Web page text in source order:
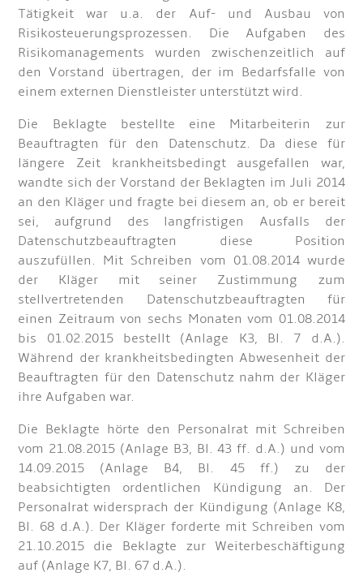
Tätigkeit war u.a. der Auf- und Ausbau von
Risikosteuerungsprozessen. Die Aufgaben des
Risikomanagements wurden zwischenzeitlich auf
den Vorstand übertragen, der im Bedarfsfalle von
einem externen Dienstleister unterstützt wird.
Die Beklagte bestellte eine Mitarbeiterin zur
Beauftragten für den Datenschutz. Da diese für
längere Zeit krankheitsbedingt ausgefallen war,
wandte sich der Vorstand der Beklagten im Juli 2014
an den Kläger und fragte bei diesem an, ob er bereit
sei, aufgrund des langfristigen Ausfalls der
Datenschutzbeauftragten diese Position
auszufüllen. Mit Schreiben vom 01.08.2014 wurde
der Kläger mit seiner Zustimmung zum
stellvertretenden Datenschutzbeauftragten für
einen Zeitraum von sechs Monaten vom 01.08.2014
bis 01.02.2015 bestellt (Anlage K3, Bl. 7 d.A.).
Während der krankheitsbedingten Abwesenheit der
Beauftragten für den Datenschutz nahm der Kläger
ihre Aufgaben war.
Die Beklagte hörte den Personalrat mit Schreiben
vom 21.08.2015 (Anlage B3, Bl. 43 ff. d.A.) und vom
14.09.2015 (Anlage B4, Bl. 45 ff.) zu der
beabsichtigten ordentlichen Kündigung an. Der
Personalrat widersprach der Kündigung (Anlage K8,
Bl. 68 d.A.). Der Kläger forderte mit Schreiben vom
21.10.2015 die Beklagte zur Weiterbeschäftigung
auf (Anlage K7, Bl. 67 d.A.).